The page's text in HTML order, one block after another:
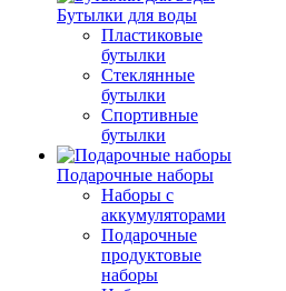
Бутылки для воды
Пластиковые
бутылки
Стеклянные
бутылки
Спортивные
бутылки
Подарочные наборы
Наборы с
аккумуляторами
Подарочные
продуктовые
наборы